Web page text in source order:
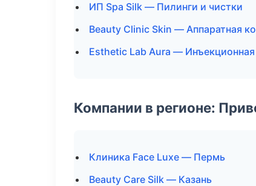
ИП Spa Silk — Пилинги и чистки
Beauty Clinic Skin — Аппаратная
Esthetic Lab Aura —
Компании в регионе:
Клиника Face Luxe — Пермь
Beauty Care Silk — Казань